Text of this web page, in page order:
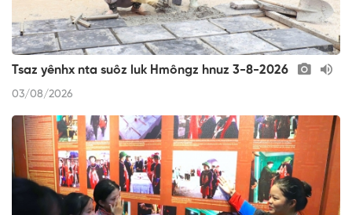
Tsaz yênhx nta suôz luk Hmôngz hnuz 3-8-2026
03/08/2026